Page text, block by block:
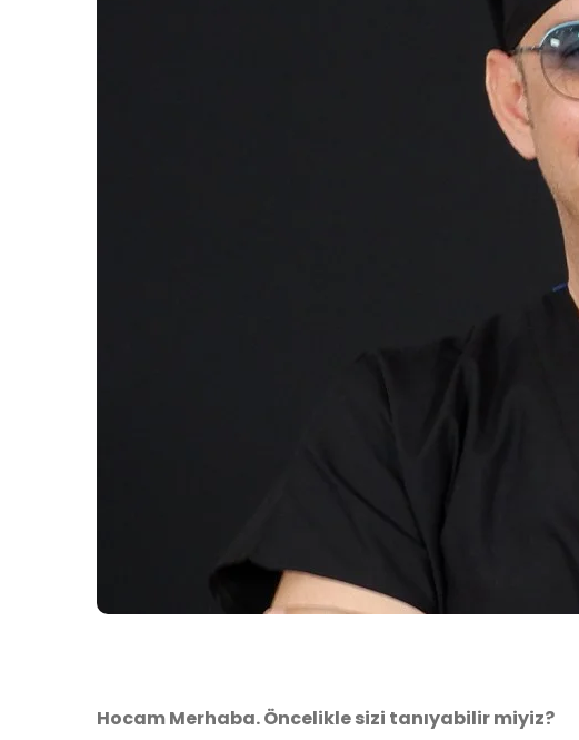
Hocam Merhaba. Öncelikle sizi tanıyabilir miyiz?